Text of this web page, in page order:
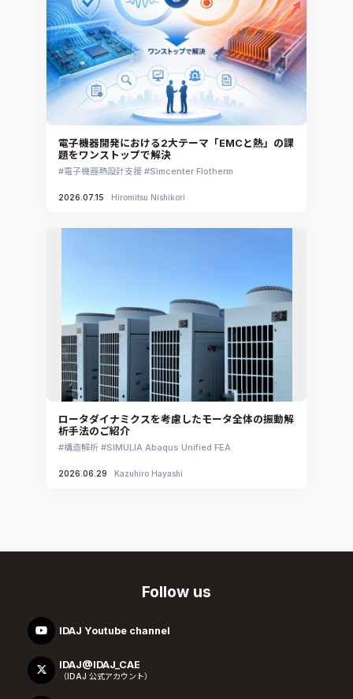
電子機器開発における2大テーマ「EMCと熱」の課
題をワンストップで解決
電子機器熱設計支援 Simcenter Flotherm
2026.07.15 Hiromitsu Nishikori
ロータダイナミクスを考慮したモータ全体の振動解
析手法のご紹介
構造解析 SIMULIA Abaqus Unified FEA
2026.06.29 Kazuhiro Hayashi
Follow us
IDAJ Youtube channel
IDAJ@IDAJ_CAE
（IDAJ 公式アカウント）